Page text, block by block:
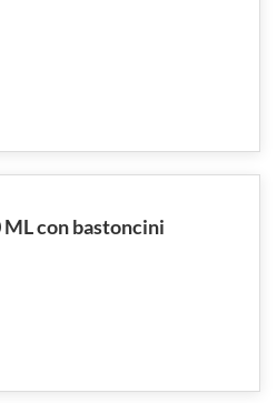
con bastoncini